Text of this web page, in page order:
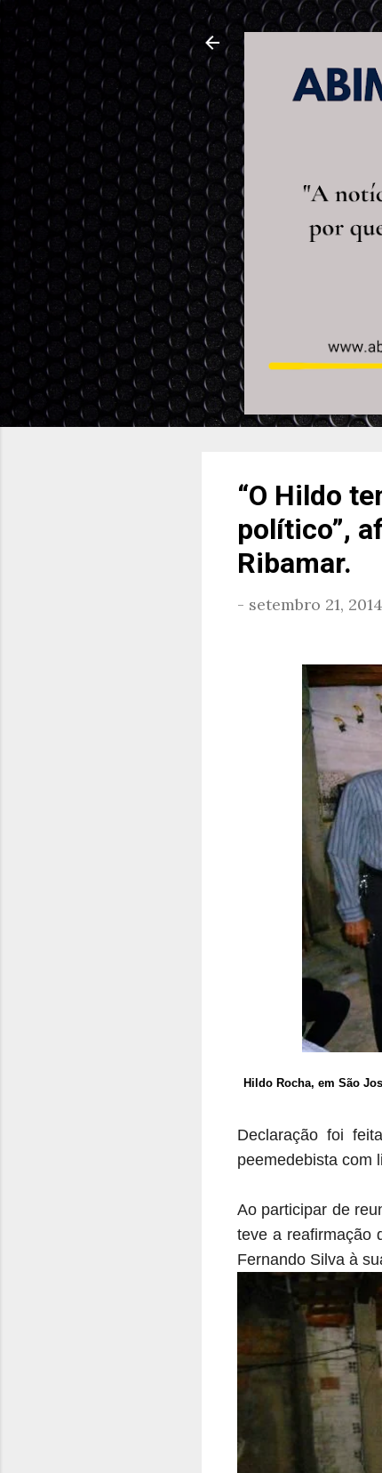
“O Hildo
político”,
Ribamar.
- setembro 21, 2014
Hildo Rocha, em São
Declaração foi
peemedebista com
Ao participar de
teve a reafirmação
Fernando Silva à